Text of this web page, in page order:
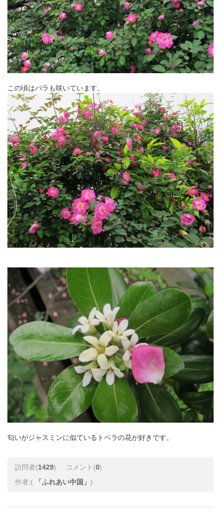
この頃はバラも咲いています。
匂いがジャスミンに似ているトベラの花が好きです。
訪問者(1429) コメント(0)
作者:( 「ふれあい中国」 )